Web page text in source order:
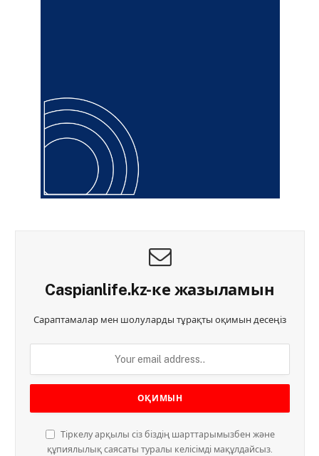
Caspianlife.kz-ке жазыламын
Сараптамалар мен шолуларды тұрақты оқимын десеңіз
Тіркелу арқылы сіз біздің шарттарымызбен және
құпиялылық саясаты туралы келісімді мақұлдайсыз.